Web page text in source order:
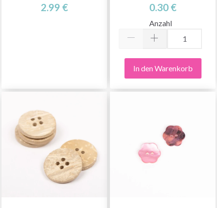
2.99 € 0.30 €
Anzahl
In den Warenkorb